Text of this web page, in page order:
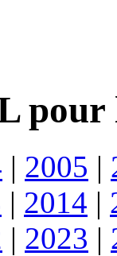
pour
| 2005 |
| 2014 |
| 2023 |